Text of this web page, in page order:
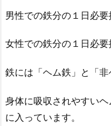
男性での鉄分の１日必要
女性での鉄分の１日必要
鉄には「ヘム鉄」と「非
身体に吸収されやすい
に入っています。